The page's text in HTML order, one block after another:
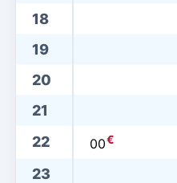
18
19
20
21
22
00€
23